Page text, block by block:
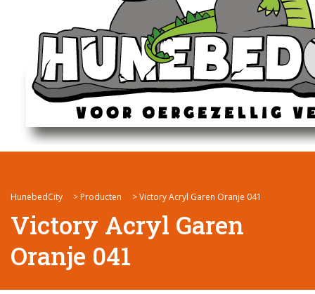
HunebedCity > Producten >Victory Acryl Garen Oranje 041
Victory Acryl Garen
Oranje 041